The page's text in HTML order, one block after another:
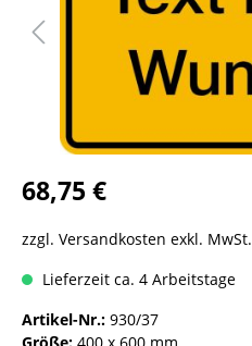
68,75 €
zzgl. Versandkosten exkl. MwSt.
Lieferzeit ca. 4 Arbeitstage
Artikel-Nr.: 930/37